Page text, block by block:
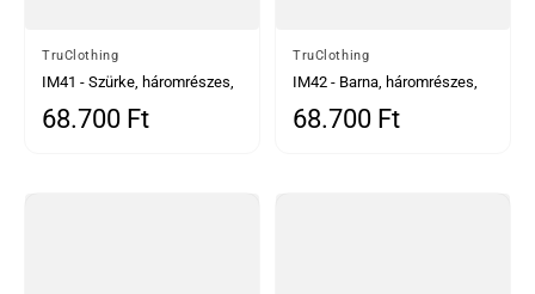
Által
TruClothing
IM41 - Szürke, háromrészes,
halszálkás tweed öltöny
férfiaknak
Normál ár
68.700 Ft
Által
TruClothing
IM42 - Barna, háromrészes,
halszálkás tweed öltöny
férfiaknak
Normál ár
68.700 Ft